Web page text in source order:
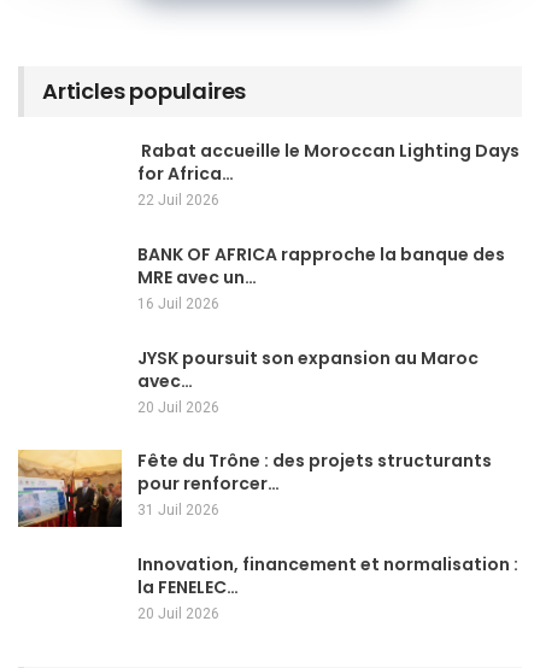
Articles populaires
Rabat accueille le Moroccan Lighting Days
for Africa…
22 Juil 2026
BANK OF AFRICA rapproche la banque des
MRE avec un…
16 Juil 2026
JYSK poursuit son expansion au Maroc
avec…
20 Juil 2026
Fête du Trône : des projets structurants
pour renforcer…
31 Juil 2026
Innovation, financement et normalisation :
la FENELEC…
20 Juil 2026